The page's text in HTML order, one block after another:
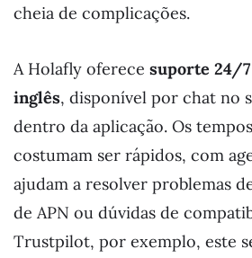
cheia de complicações.
A Holafly oferece suporte 24/
inglês, disponível por chat no
dentro da aplicação. Os
costumam ser rápidos, com
ajudam a resolver problemas
de APN ou dúvidas de
Trustpilot, por exemplo, este